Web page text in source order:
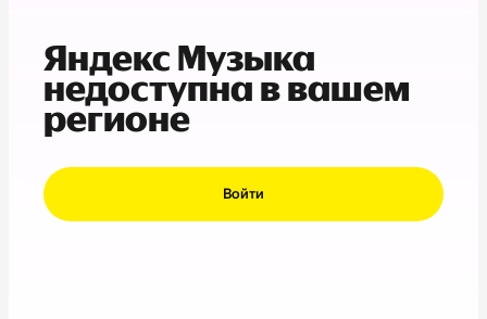
Яндекс Музыка
недоступна в вашем
регионе
Войти